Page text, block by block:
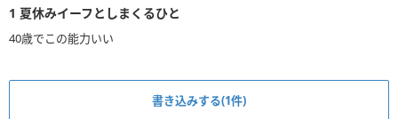
1 夏休みイーフとしまくるひと
40歳でこの能力いい
書き込みする(1件)